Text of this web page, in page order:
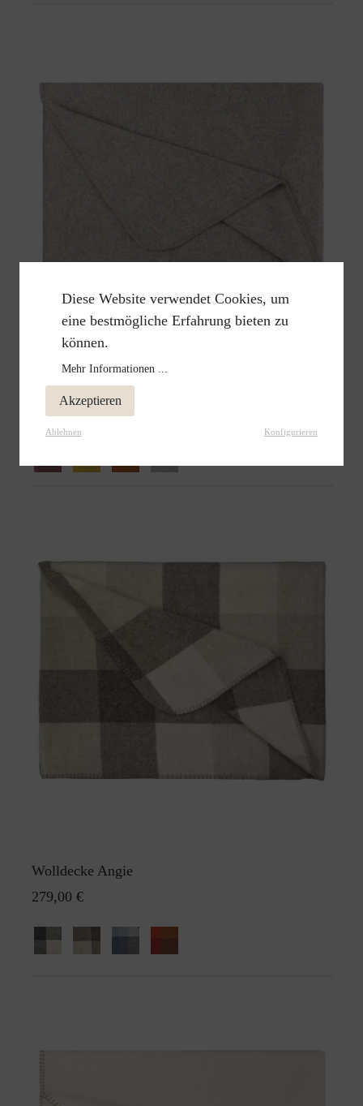
Wolldecke Sophia
284,00 €
Wolldecke Angie
279,00 €
Diese Website verwendet Cookies, um
eine bestmögliche Erfahrung bieten zu
können.
Mehr Informationen ...
Akzeptieren
Ablehnen Konfigurieren